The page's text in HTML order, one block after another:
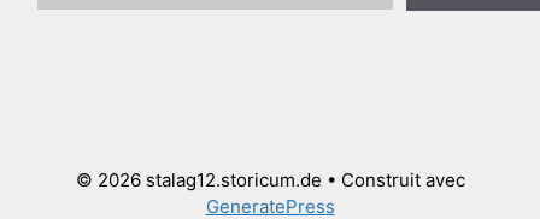
© 2026 stalag12.storicum.de • Construit avec
GeneratePress